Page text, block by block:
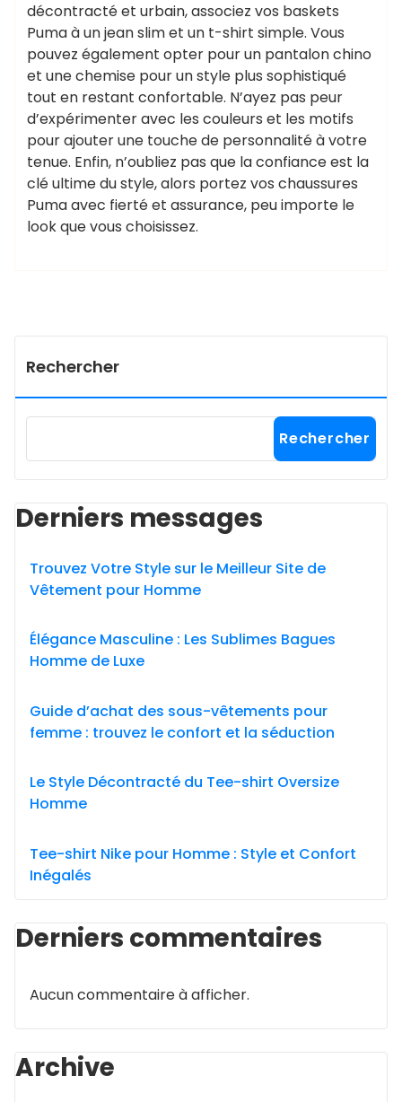
décontracté et urbain, associez vos baskets
Puma à un jean slim et un t-shirt simple. Vous
pouvez également opter pour un pantalon chino
et une chemise pour un style plus sophistiqué
tout en restant confortable. N’ayez pas peur
d’expérimenter avec les couleurs et les motifs
pour ajouter une touche de personnalité à votre
tenue. Enfin, n’oubliez pas que la confiance est la
clé ultime du style, alors portez vos chaussures
Puma avec fierté et assurance, peu importe le
look que vous choisissez.
Rechercher
Rechercher
Derniers messages
Trouvez Votre Style sur le Meilleur Site de
Vêtement pour Homme
Élégance Masculine : Les Sublimes Bagues
Homme de Luxe
Guide d’achat des sous-vêtements pour
femme : trouvez le confort et la séduction
Le Style Décontracté du Tee-shirt Oversize
Homme
Tee-shirt Nike pour Homme : Style et Confort
Inégalés
Derniers commentaires
Aucun commentaire à afficher.
Archive